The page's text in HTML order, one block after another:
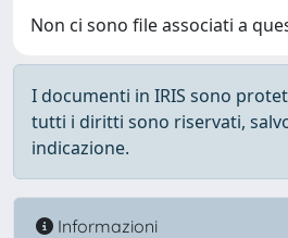
Non ci sono file associati a
I documenti in IRIS sono
tutti i diritti sono riservati,
indicazione.
Informazioni